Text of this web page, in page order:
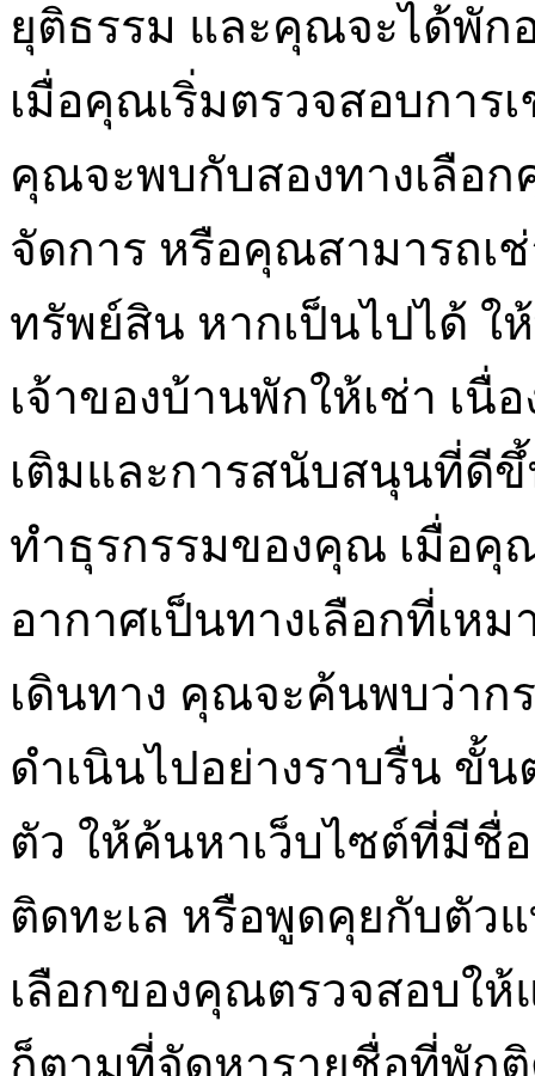
ยุติธรรม และคุณจะได้พัก
เมื่อคุณเริ่มตรวจสอบการ
คุณจะพบกับสองทางเลือ
จัดการ หรือคุณสามารถเ
ทรัพย์สิน หากเป็นไปได้ ใ
เจ้าของบ้านพักให้เช่า เนื่
เติมและการสนับสนุนที่ดี
ทำธุรกรรมของคุณ เมื่อคุ
อากาศเป็นทางเลือกที่เห
เดินทาง คุณจะค้นพบว่าก
ดำเนินไปอย่างราบรื่น ขั้
ตัว ให้ค้นหาเว็บไซต์ที่มีชื่
ติดทะเล หรือพูดคุยกับตัว
เลือกของคุณตรวจสอบใ
ก็ตามที่จัดหารายชื่อที่พัก